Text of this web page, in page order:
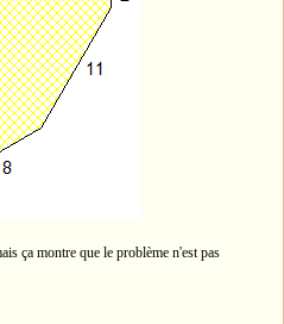
ça montre que le problème n'est pas